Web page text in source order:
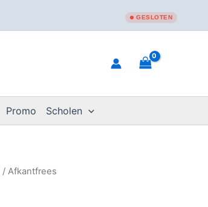
GESLOTEN
Promo Scholen
/ Afkantfrees